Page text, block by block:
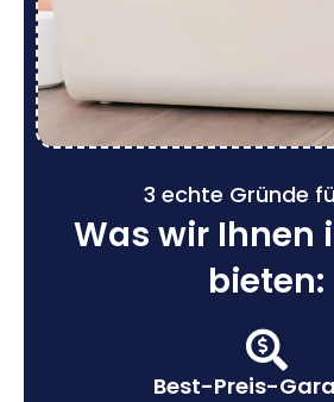
3 echte Gründe
Was wir Ihnen
bieten:
Best-Preis-